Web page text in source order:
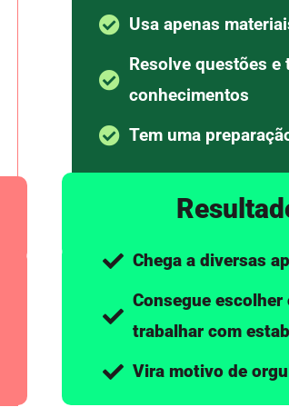
Usa apenas
Resolve questões e
conhecimentos
Tem uma
Chega a diversas
Consegue escolher
trabalhar com
Vira motivo de